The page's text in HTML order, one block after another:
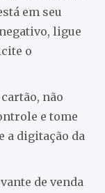
em seu
ligue
o
não
e tome
a digitação da
de venda